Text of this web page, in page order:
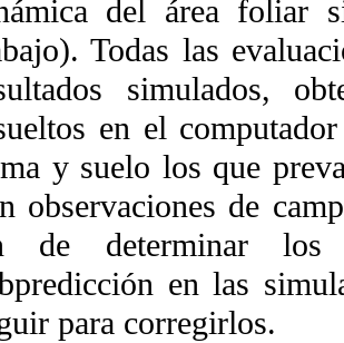
del área foliar
Todas las
simulados,
en el
y suelo los que
observaciones de
de determinar los
en las
para corregirlos.